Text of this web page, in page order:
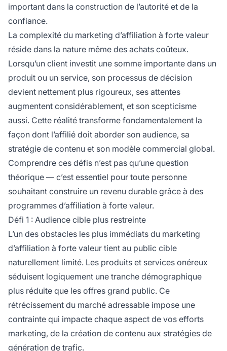
important dans la construction de l’autorité et de la
confiance.
La complexité du marketing d’affiliation à forte valeur
réside dans la nature même des achats coûteux.
Lorsqu’un client investit une somme importante dans un
produit ou un service, son processus de décision
devient nettement plus rigoureux, ses attentes
augmentent considérablement, et son scepticisme
aussi. Cette réalité transforme fondamentalement la
façon dont l’affilié doit aborder son audience, sa
stratégie de contenu et son modèle commercial global.
Comprendre ces défis n’est pas qu’une question
théorique — c’est essentiel pour toute personne
souhaitant construire un revenu durable grâce à des
programmes d’affiliation à forte valeur.
Défi 1 : Audience cible plus restreinte
L’un des obstacles les plus immédiats du marketing
d’affiliation à forte valeur tient au public cible
naturellement limité. Les produits et services onéreux
séduisent logiquement une tranche démographique
plus réduite que les offres grand public. Ce
rétrécissement du marché adressable impose une
contrainte qui impacte chaque aspect de vos efforts
marketing, de la création de contenu aux stratégies de
génération de trafic.